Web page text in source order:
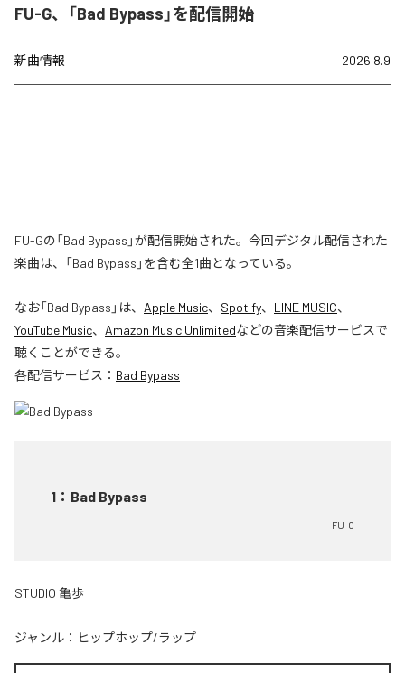
FU-G、「Bad Bypass」を配信開始
新曲情報 2026.8.9
FU-Gの「Bad Bypass」が配信開始された。今回デジタル配信された
楽曲は、「Bad Bypass」を含む全1曲となっている。
なお「Bad Bypass 」は、 Apple Music、 Spotify、 LINE MUSIC、
YouTube Music、 Amazon Music Unlimitedなどの音楽配信サービスで
聴くことができる。
各配信サービス： Bad Bypass
1 ： Bad Bypass
FU-G
STUDIO 亀歩
ジャンル： ヒップホップ/ラップ